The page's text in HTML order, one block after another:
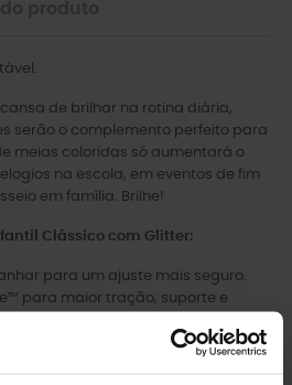
de brilhar na rotina diária,
serão o complemento perfeito para
meias coloridas só aumentará o
na escola, em eventos de fim
em família. Brilhe!
Clássico com Glitter:
para um ajuste mais seguro.
para maior tração, suporte e
Jibbitz™.